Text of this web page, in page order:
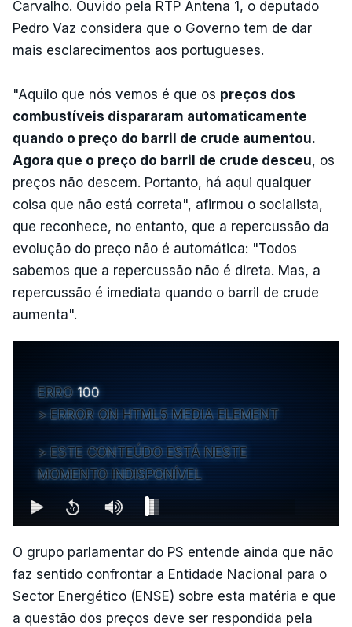
Carvalho. Ouvido pela RTP Antena 1, o deputado
Pedro Vaz considera que o Governo tem de dar
mais esclarecimentos aos portugueses.
"Aquilo que nós vemos é que os preços dos
combustíveis dispararam automaticamente
quando o preço do barril de crude aumentou.
Agora que o preço do barril de crude desceu, os
preços não descem. Portanto, há aqui qualquer
coisa que não está correta", afirmou o socialista,
que reconhece, no entanto, que a repercussão da
evolução do preço não é automática: "Todos
sabemos que a repercussão não é direta. Mas, a
repercussão é imediata quando o barril de crude
aumenta".
ERRO 100
ERROR ON HTML5 MEDIA ELEMENT
ESTE CONTEÚDO ESTÁ NESTE
MOMENTO INDISPONÍVEL
O grupo parlamentar do PS entende ainda que não
faz sentido confrontar a Entidade Nacional para o
Sector Energético (ENSE) sobre esta matéria e que
a questão dos preços deve ser respondida pela